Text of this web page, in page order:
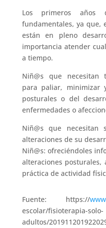
Los primeros
fundamentales, ya que,
están en pleno
importancia atender
a tiempo.
Niñ@s que necesitan
para paliar, minimizar
posturales o del
enfermedades o
Niñ@s que necesitan
alteraciones de su
Niñ@s: ofreciéndoles
alteraciones
práctica de actividad
Fuente: https://www
escolar/fisioterapia-solo-
adultos/